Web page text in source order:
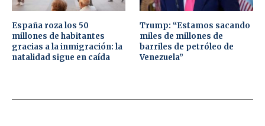
España roza los 50
millones de habitantes
gracias a la inmigración: la
natalidad sigue en caída
Trump: “Estamos sacando
miles de millones de
barriles de petróleo de
Venezuela”